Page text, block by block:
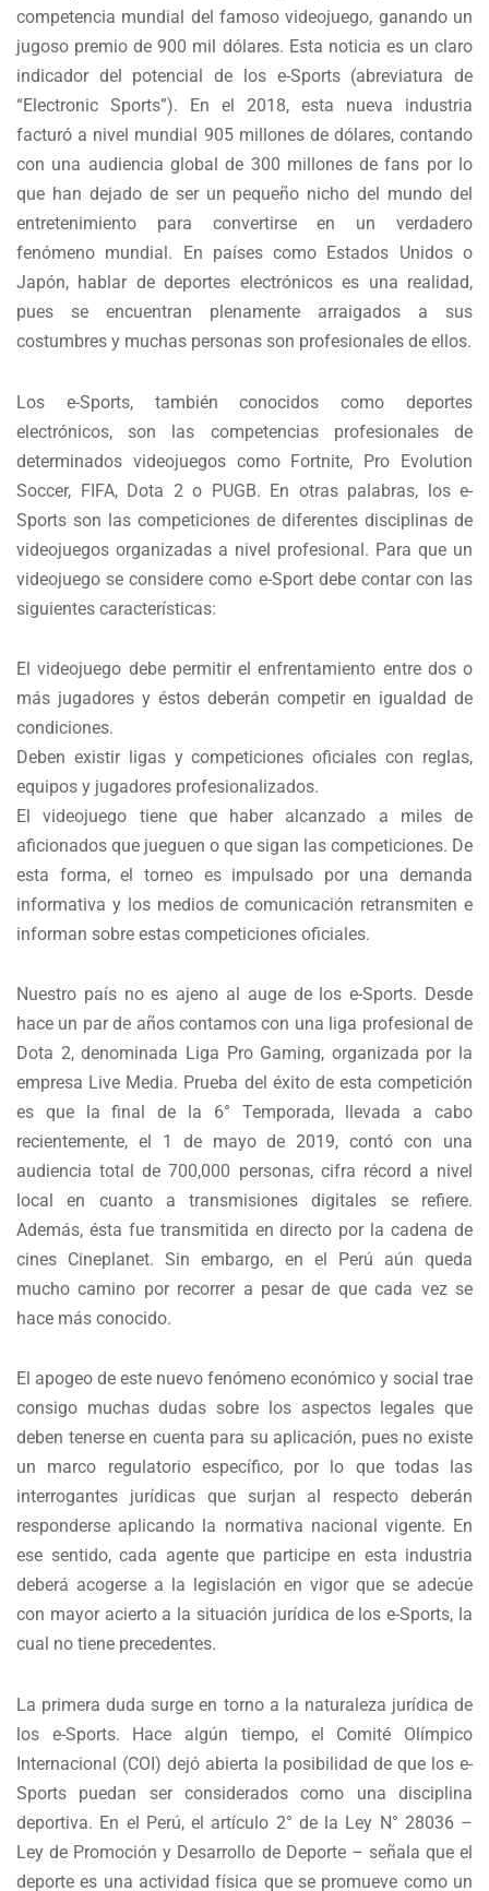
competencia mundial del famoso videojuego, ganando un
jugoso premio de 900 mil dólares. Esta noticia es un claro
indicador del potencial de los e-Sports (abreviatura de
“Electronic Sports”). En el 2018, esta nueva industria
facturó a nivel mundial 905 millones de dólares, contando
con una audiencia global de 300 millones de fans por lo
que han dejado de ser un pequeño nicho del mundo del
entretenimiento para convertirse en un verdadero
fenómeno mundial. En países como Estados Unidos o
Japón, hablar de deportes electrónicos es una realidad,
pues se encuentran plenamente arraigados a sus
costumbres y muchas personas son profesionales de ellos.
Los e-Sports, también conocidos como deportes
electrónicos, son las competencias profesionales de
determinados videojuegos como Fortnite, Pro Evolution
Soccer, FIFA, Dota 2 o PUGB. En otras palabras, los e-
Sports son las competiciones de diferentes disciplinas de
videojuegos organizadas a nivel profesional. Para que un
videojuego se considere como e-Sport debe contar con las
siguientes características:
El videojuego debe permitir el enfrentamiento entre dos o
más jugadores y éstos deberán competir en igualdad de
condiciones.
Deben existir ligas y competiciones oficiales con reglas,
equipos y jugadores profesionalizados.
El videojuego tiene que haber alcanzado a miles de
aficionados que jueguen o que sigan las competiciones. De
esta forma, el torneo es impulsado por una demanda
informativa y los medios de comunicación retransmiten e
informan sobre estas competiciones oficiales.
Nuestro país no es ajeno al auge de los e-Sports. Desde
hace un par de años contamos con una liga profesional de
Dota 2, denominada Liga Pro Gaming, organizada por la
empresa Live Media. Prueba del éxito de esta competición
es que la final de la 6° Temporada, llevada a cabo
recientemente, el 1 de mayo de 2019, contó con una
audiencia total de 700,000 personas, cifra récord a nivel
local en cuanto a transmisiones digitales se refiere.
Además, ésta fue transmitida en directo por la cadena de
cines Cineplanet. Sin embargo, en el Perú aún queda
mucho camino por recorrer a pesar de que cada vez se
hace más conocido.
El apogeo de este nuevo fenómeno económico y social trae
consigo muchas dudas sobre los aspectos legales que
deben tenerse en cuenta para su aplicación, pues no existe
un marco regulatorio específico, por lo que todas las
interrogantes jurídicas que surjan al respecto deberán
responderse aplicando la normativa nacional vigente. En
ese sentido, cada agente que participe en esta industria
deberá acogerse a la legislación en vigor que se adecúe
con mayor acierto a la situación jurídica de los e-Sports, la
cual no tiene precedentes.
La primera duda surge en torno a la naturaleza jurídica de
los e-Sports. Hace algún tiempo, el Comité Olímpico
Internacional (COI) dejó abierta la posibilidad de que los e-
Sports puedan ser considerados como una disciplina
deportiva. En el Perú, el artículo 2° de la Ley N° 28036 –
Ley de Promoción y Desarrollo de Deporte – señala que el
deporte es una actividad física que se promueve como un